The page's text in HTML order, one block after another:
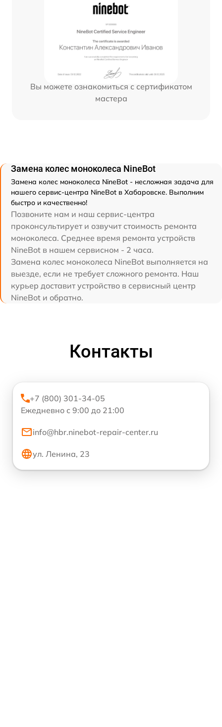
Вы можете ознакомиться с сертификатом
мастера
Замена колес моноколеса NineBot
Замена колес моноколеса NineBot - несложная задача для
нашего сервис-центра NineBot в Хабаровске. Выполним
быстро и качественно!
Позвоните нам и наш сервис-центра
проконсультирует и озвучит стоимость ремонта
моноколеса. Среднее время ремонта устройств
NineBot в нашем сервисном - 2 часа.
Замена колес моноколеса NineBot выполняется на
выезде, если не требует сложного ремонта. Наш
курьер доставит устройство в сервисный центр
NineBot и обратно.
Контакты
+7 (800) 301-34-05
Ежедневно с 9:00 до 21:00
info@hbr.ninebot-repair-center.ru
ул. Ленина, 23